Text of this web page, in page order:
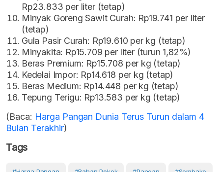
Rp23.833 per liter (tetap)
Minyak Goreng Sawit Curah: Rp19.741 per liter
(tetap)
Gula Pasir Curah: Rp19.610 per kg (tetap)
Minyakita: Rp15.709 per liter (turun 1,82%)
Beras Premium: Rp15.708 per kg (tetap)
Kedelai Impor: Rp14.618 per kg (tetap)
Beras Medium: Rp14.448 per kg (tetap)
Tepung Terigu: Rp13.583 per kg (tetap)
(Baca: Harga Pangan Dunia Terus Turun dalam 4
Bulan Terakhir)
Tags